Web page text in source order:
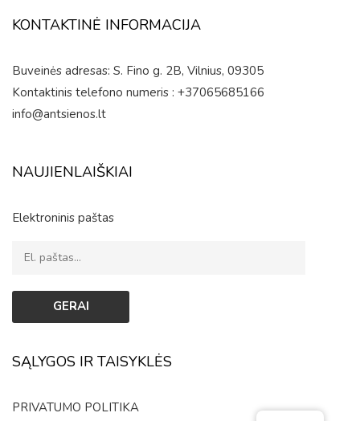
KONTAKTINĖ INFORMACIJA
Buveinės adresas: S. Fino g. 2B, Vilnius, 09305
Kontaktinis telefono numeris : +37065685166
info@antsienos.lt
NAUJIENLAIŠKIAI
Elektroninis paštas
SĄLYGOS IR TAISYKLĖS
PRIVATUMO POLITIKA